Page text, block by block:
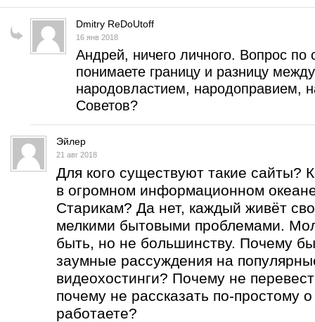
Dmitry ReDoUtoff
16 янв 2018
Андрей, ничего личного. Вопрос по
понимаете границу и разницу
народовластием, народоправием,
Советов?
Эйлер
21 авг 2018
Для кого существуют такие сайты?
в огромном информационном
Старикам? Да нет, каждый живёт
мелкими бытовыми проблемами.
быть, но не большинству. Почему
заумные рассуждения на
видеохостинги? Почему не
почему не рассказать по-простому
работаете?